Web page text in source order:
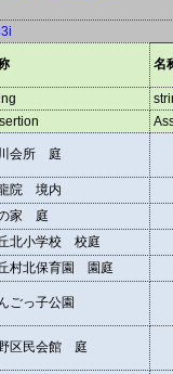
名
会所 庭
院 境内
家 庭
北小学校 校庭
村北保育園 園庭
ごっ子公園
区民会館 庭